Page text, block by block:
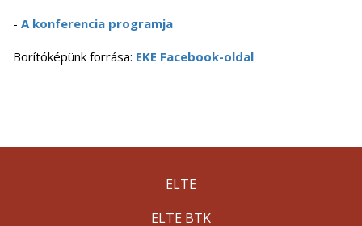
- A konferencia programja
Borítóképünk forrása: EKE Facebook-oldal
ELTE
ELTE BTK